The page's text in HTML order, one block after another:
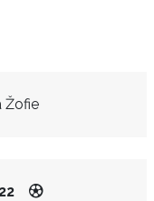
Žofie